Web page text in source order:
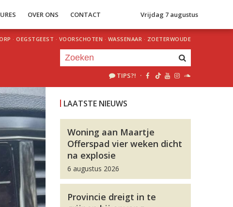
OVER ONS CONTACT Vrijdag 7 augustus
· OEGSTGEEST · VOORSCHOTEN · WASSENAAR · ZOETERWOUDE
TIPS?! ·
LAATSTE NIEUWS
Woning aan Maartje
Offerspad vier weken dicht
na explosie
6 augustus 2026
Provincie dreigt in te